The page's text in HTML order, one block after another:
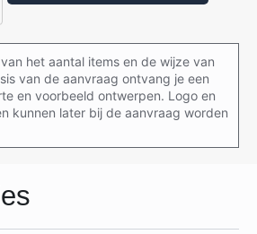
het aantal items en de wijze van
van de aanvraag ontvang je een
en voorbeeld ontwerpen. Logo en
kunnen later bij de aanvraag worden